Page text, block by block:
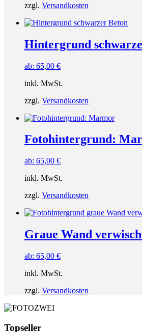
zzgl. Versandkosten
Hintergrund
ab: 65,00 €
inkl. MwSt.
zzgl. Versandkosten
Fotohintergrund:
ab: 65,00 €
inkl. MwSt.
zzgl. Versandkosten
Graue Wand
ab: 65,00 €
inkl. MwSt.
zzgl. Versandkosten
Topseller